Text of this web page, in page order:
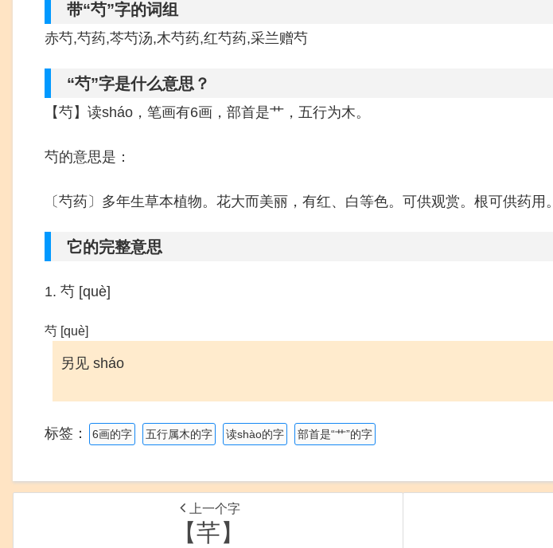
带“芍”字的词组
赤芍,芍药,芩芍汤,木芍药,红芍药,采兰赠芍
“芍”字是什么意思？
【芍】读sháo，笔画有6画，部首是艹，五行为木。
芍的意思是：
〔芍药〕多年生草本植物。花大而美丽，有红、白等色。可供观赏。根可供药用。
它的完整意思
1. 芍 [què]
芍 [què]
另见 sháo
标签： 6画的字 五行属木的字 读shào的字 部首是“艹”的字
上一个字
【芊】